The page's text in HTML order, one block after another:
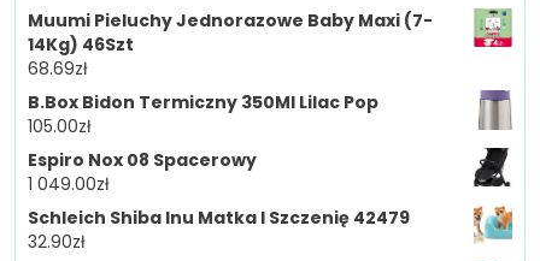
Muumi Pieluchy Jednorazowe Baby Maxi (7-
14Kg) 46Szt
68.69zł
B.Box Bidon Termiczny 350Ml Lilac Pop
105.00zł
Espiro Nox 08 Spacerowy
1 049.00zł
Schleich Shiba Inu Matka I Szczenię 42479
32.90zł